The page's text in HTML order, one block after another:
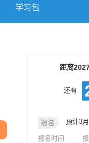
学习包
距离
还有
报名 预计3月
报名时间